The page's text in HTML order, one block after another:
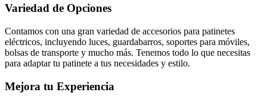
precios:
3,99 €
hasta
4,99 €
variantes.
Las
opciones
se
Variedad de Opciones
Contamos con una gran variedad de accesorios para patinetes
eléctricos, incluyendo luces, guardabarros, soportes para móviles,
bolsas de transporte y mucho más. Tenemos todo lo que necesitas
para adaptar tu patinete a tus necesidades y estilo.
Mejora tu Experiencia